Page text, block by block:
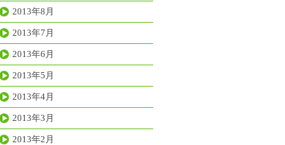
2013年8月
2013年7月
2013年6月
2013年5月
2013年4月
2013年3月
2013年2月